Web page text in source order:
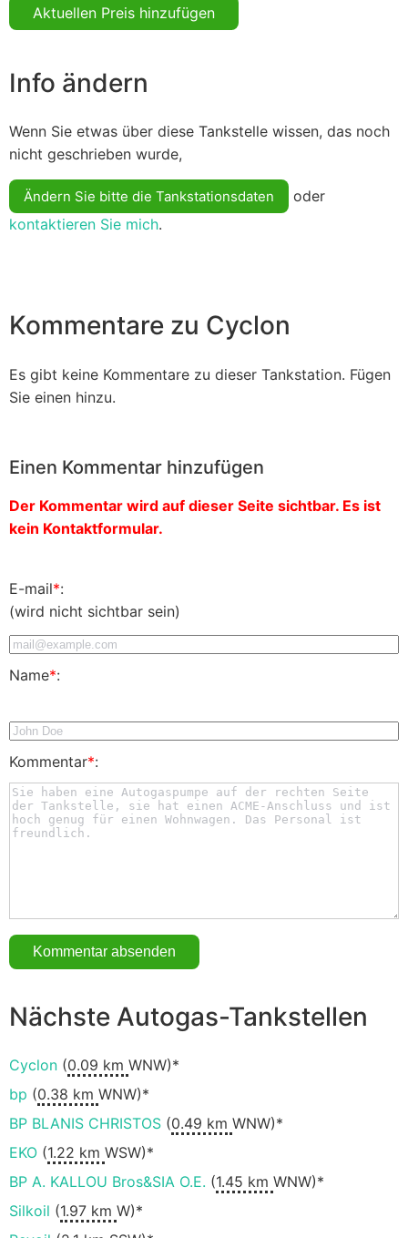
Aktuellen Preis hinzufügen
Info ändern
Wenn Sie etwas über diese Tankstelle wissen, das noch
nicht geschrieben wurde,
Ändern Sie bitte die Tankstationsdaten
oder
kontaktieren Sie mich.
Kommentare zu Cyclon
Es gibt keine Kommentare zu dieser Tankstation. Fügen
Sie einen hinzu.
Einen Kommentar hinzufügen
Der Kommentar wird auf dieser Seite sichtbar. Es ist
kein Kontaktformular.
E-mail*:
(wird nicht sichtbar sein)
Name*:
Kommentar*:
Nächste Autogas-Tankstellen
Cyclon (0.09 km WNW)*
bp (0.38 km WNW)*
BP BLANIS CHRISTOS (0.49 km WNW)*
EKO (1.22 km WSW)*
BP A. KALLOU Bros&SIA O.E. (1.45 km WNW)*
Silkoil (1.97 km W)*